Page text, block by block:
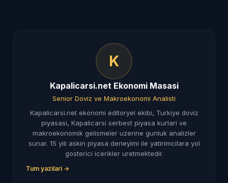
K
Kapalicarsi.net Ekonomi Masasi
Senior Doviz ve Makroekonomi Analisti
Kapalicarsi.net ekonomi editoryel ekibi, Turkiye doviz
piyasasi, Kapalicarsi serbest piyasa kurlari ve
makroekonomik gelismeler uzerine gunluk analizler
sunar. 15 yili askin piyasa deneyimi ile yatirimcilara yol
gosterici icerikler uretmektedir.
Tum yazilari →